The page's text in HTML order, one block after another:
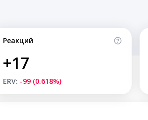
Реакций
+17
ERV: -99 (0.618%)